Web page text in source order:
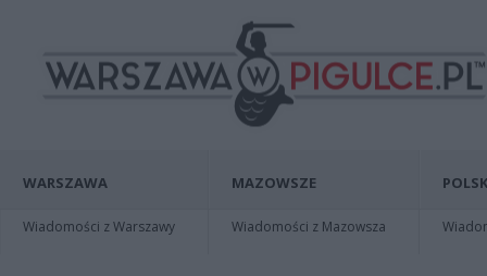
WARSZAWA
Wiadomości z Warszawy
MAZOWSZE
Wiadomości z Mazowsza